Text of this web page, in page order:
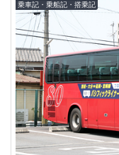
乗車記・乗船記・搭乗記